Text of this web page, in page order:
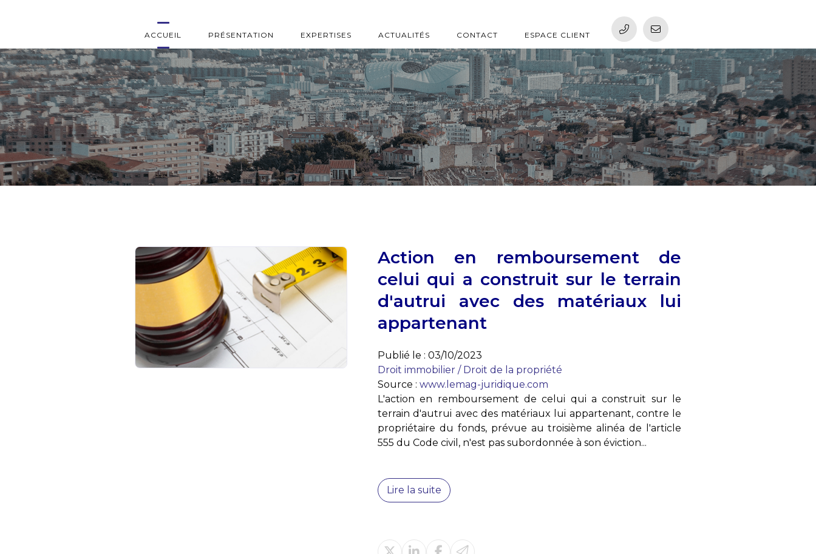
ACCUEIL PRÉSENTATION EXPERTISES ACTUALITÉS CONTACT ESPACE CLIENT
Action en remboursement de
celui qui a construit sur le terrain
d'autrui avec des matériaux lui
appartenant
Publié le : 03/10/2023
Droit immobilier / Droit de la propriété
Source : www.lemag-juridique.com
L'action en remboursement de celui qui a construit sur le
terrain d'autrui avec des matériaux lui appartenant, contre le
propriétaire du fonds, prévue au troisième alinéa de l'article
555 du Code civil, n'est pas subordonnée à son éviction...
Lire la suite